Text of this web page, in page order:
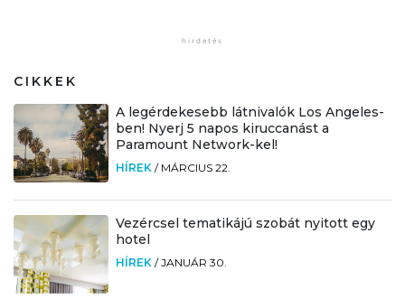
CIKKEK
A legérdekesebb látnivalók Los Angeles-
ben! Nyerj 5 napos kiruccanást a
Paramount Network-kel!
HÍREK / MÁRCIUS 22.
Vezércsel tematikájú szobát nyitott egy
hotel
HÍREK /JANUÁR 30.